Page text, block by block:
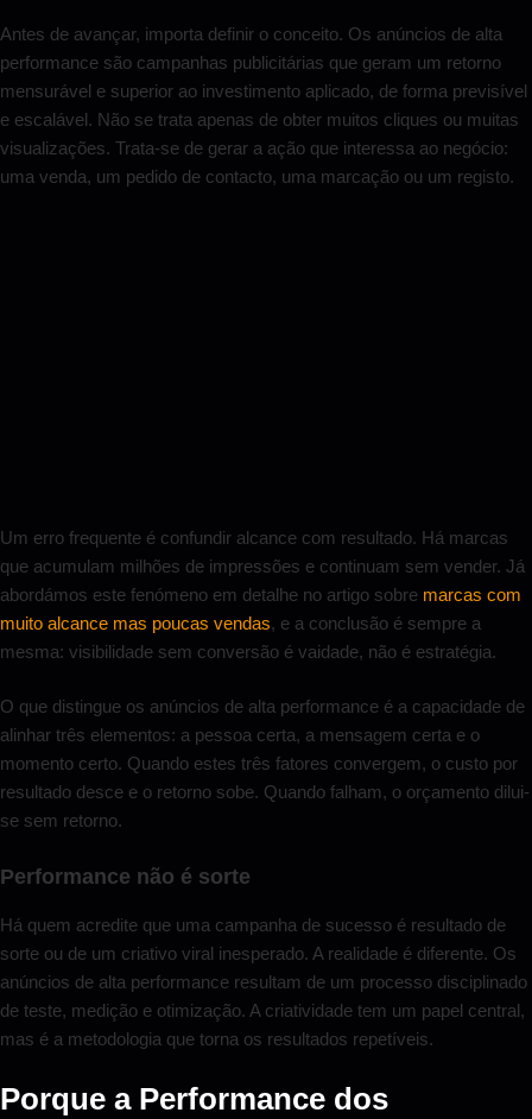
Antes de avançar, importa definir o conceito. Os anúncios de alta
performance são campanhas publicitárias que geram um retorno
mensurável e superior ao investimento aplicado, de forma previsível
e escalável. Não se trata apenas de obter muitos cliques ou muitas
visualizações. Trata-se de gerar a ação que interessa ao negócio:
uma venda, um pedido de contacto, uma marcação ou um registo.
Um erro frequente é confundir alcance com resultado. Há marcas
que acumulam milhões de impressões e continuam sem vender. Já
abordámos este fenómeno em detalhe no artigo sobre marcas com
muito alcance mas poucas vendas, e a conclusão é sempre a
mesma: visibilidade sem conversão é vaidade, não é estratégia.
O que distingue os anúncios de alta performance é a capacidade de
alinhar três elementos: a pessoa certa, a mensagem certa e o
momento certo. Quando estes três fatores convergem, o custo por
resultado desce e o retorno sobe. Quando falham, o orçamento dilui-
se sem retorno.
Performance não é sorte
Há quem acredite que uma campanha de sucesso é resultado de
sorte ou de um criativo viral inesperado. A realidade é diferente. Os
anúncios de alta performance resultam de um processo disciplinado
de teste, medição e otimização. A criatividade tem um papel central,
mas é a metodologia que torna os resultados repetíveis.
Porque a Performance dos